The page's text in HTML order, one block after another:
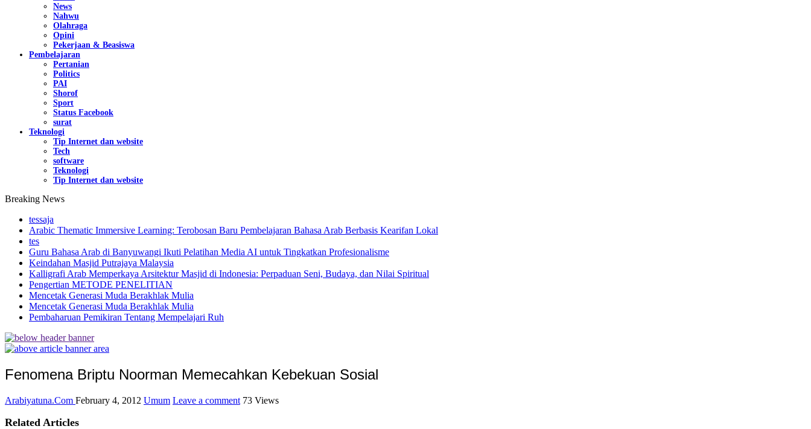
News
Nahwu
Olahraga
Opini
Pekerjaan & Beasiswa
Pembelajaran
Pertanian
Politics
PAI
Shorof
Sport
Status Facebook
surat
Teknologi
Tip Internet dan website
Tech
software
Teknologi
Tip Internet dan website
Breaking News
tessaja
Arabic Thematic Immersive Learning: Terobosan Baru Pembelajaran Bahasa Arab Berbasis Kearifan Lokal
tes
Guru Bahasa Arab di Banyuwangi Ikuti Pelatihan Media AI untuk Tingkatkan Profesionalisme
Keindahan Masjid Putrajaya Malaysia
Kalligrafi Arab Memperkaya Arsitektur Masjid di Indonesia: Perpaduan Seni, Budaya, dan Nilai Spiritual
Pengertian METODE PENELITIAN
Mencetak Generasi Muda Berakhlak Mulia
Mencetak Generasi Muda Berakhlak Mulia
Pembaharuan Pemikiran Tentang Mempelajari Ruh
Fenomena Briptu Noorman Memecahkan Kebekuan Sosial
Arabiyatuna.Com February 4, 2012 Umum Leave a comment 73 Views
Related Articles